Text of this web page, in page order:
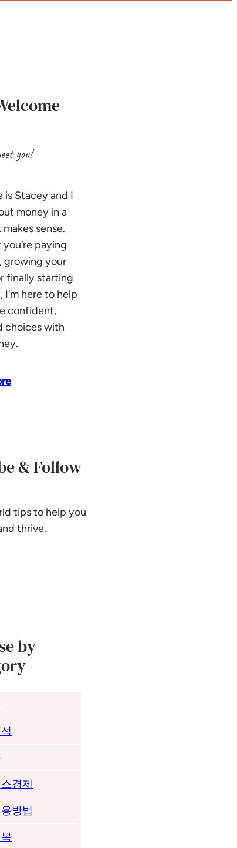
you!
is Stacey and I
money in a
sense.
paying
growing your
finally starting
I’m here to help
confident,
choices with
& Follow
tips to help you
thrive.
by
경제
방법